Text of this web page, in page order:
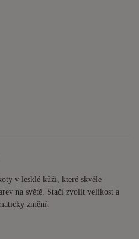
v lesklé kůži, které skvěle
na světě. Stačí zvolit velikost a
změní.